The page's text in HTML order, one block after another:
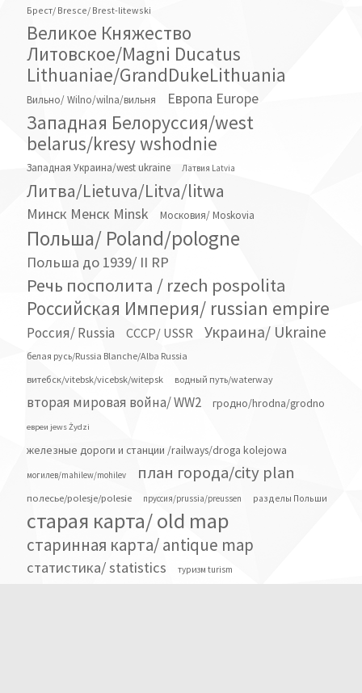
Брест/ Bresce/ Brest-litewski
Великое Княжество
Литовское/Magni Ducatus
Lithuaniae/GrandDukeLithuania
Вильно/ Wilno/wilna/вильня Европа Europe
Западная Белоруссия/west
belarus/kresy wshodnie
Западная Украина/west ukraine Латвия Latvia
Литва/Lietuva/Litva/litwa
Минск Менск Minsk Московия/ Moskovia
Польша/ Poland/pologne
Польша до 1939/ II RP
Речь посполита / rzech pospolita
Российская Империя/ russian empire
Россия/ Russia СССР/ USSR Украина/ Ukraine
белая русь/Russia Blanche/Alba Russia
витебск/vitebsk/vicebsk/witepsk
водный путь/waterway
вторая мировая война/ WW2 гродно/hrodna/grodno
евреи jews Żydzi
железные дороги и станции /railways/droga kolejowa
могилев/mahilew/mohilev план города/city plan
полесье/polesje/polesie пруссия/prussia/preussen разделы Польши
старая карта/ old map
старинная карта/ antique map
статистика/ statistics туризм turism